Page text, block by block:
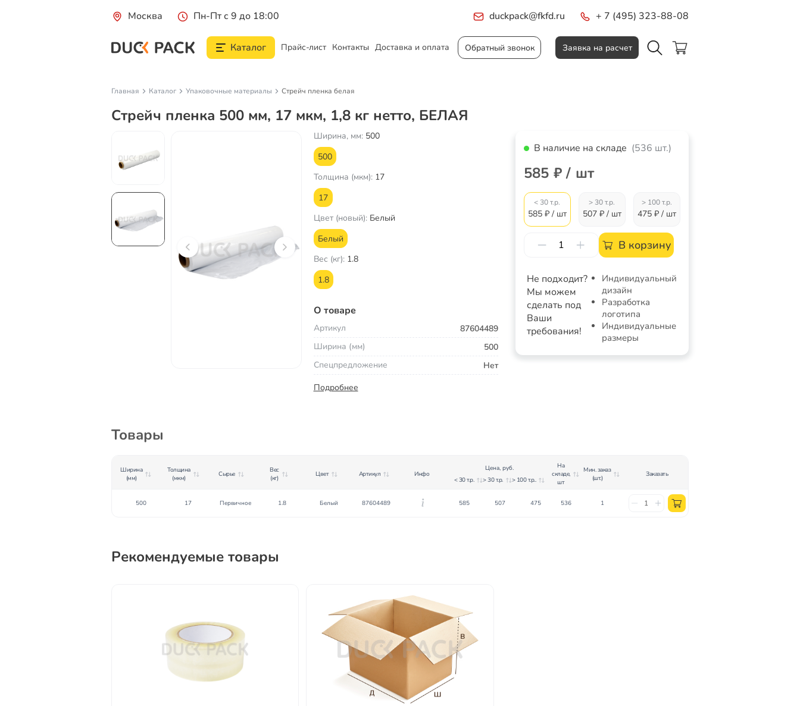
Москва Пн-Пт с 9 до 18:00 duckpack@fkfd.ru + 7 (495) 323-88-08
Каталог Прайс-лист Контакты Доставка и оплата Обратный звонок Заявка на расчет
Главная Каталог Упаковочные материалы Стрейч пленка белая
Стрейч пленка 500 мм, 17 мкм, 1,8 кг нетто, БЕЛАЯ
Ширина, мм: 500
500
Толщина (мкм): 17
17
Цвет (новый): Белый
Белый
Вес (кг): 1.8
1.8
О товаре
Артикул
87604489
Ширина (мм)
500
Спецпредложение
Нет
Подробнее
В наличие на складе (536 шт.)
585 ₽ / шт
< 30 т.р.
585 ₽ / шт
> 30 т.р.
507 ₽ / шт
> 100 т.р.
475 ₽ / шт
В корзину
Не подходит?
Мы можем
сделать под
Ваши
требования!
Индивидуальный
дизайн
Разработка
логотипа
Индивидуальные
размеры
Товары
Ширина
(мм)
Толщина
(мкм)
Сырье
Вес
(кг)
Цвет Артикул Инфо
Цена, руб.
< 30 т.р.
> 30 т.р. > 100 т.р..
На
складе,
шт
Мин. заказ
(шт.)
Заказать
500 17 Первичное 1.8 Белый 87604489 585 507 475 536 1
Рекомендуемые товары